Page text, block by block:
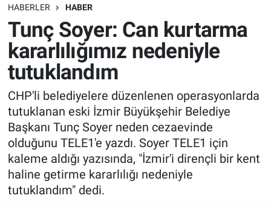
HABERLER HABER
Tunç Soyer: Can kurtarma
kararlılığımız nedeniyle
tutuklandım
CHP'li belediyelere düzenlenen operasyonlarda
tutuklanan eski İzmir Büyükşehir Belediye
Başkanı Tunç Soyer neden cezaevinde
olduğunu TELE1'e yazdı. Soyer TELE1 için
kaleme aldığı yazısında, "İzmir'i dirençli bir kent
haline getirme kararlılığı nedeniyle
tutuklandım" dedi.
Bilim turu
Bilim ve Teknoloji Evreni
Doğa Konuşuyor
Dünya
Ege Saati
Ege'den Esintiler
Eğitim
Dünya
Teknoloji
Sağlık
Spor
Yayın Akışı
İletişim
Trafik Durumu
Süper Lig Puan Durumu ve Fikstür
Tüm Manşetler
Son Dakika Haberleri
Haber Arşivi